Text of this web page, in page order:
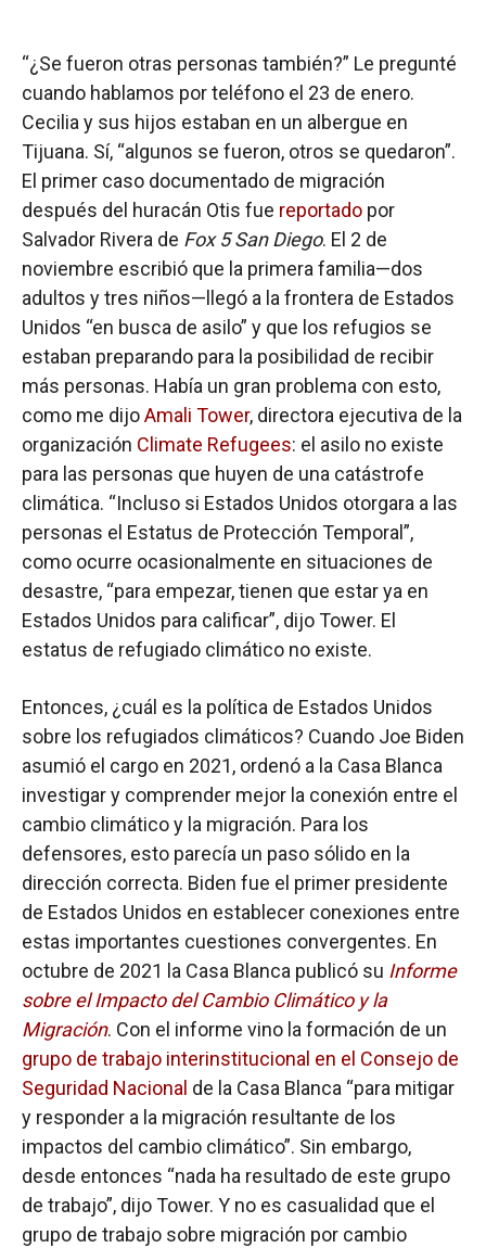
“¿Se fueron otras personas también?” Le pregunté
cuando hablamos por teléfono el 23 de enero.
Cecilia y sus hijos estaban en un albergue en
Tijuana. Sí, “algunos se fueron, otros se quedaron”.
El primer caso documentado de migración
después del huracán Otis fue reportado por
Salvador Rivera de Fox 5 San Diego. El 2 de
noviembre escribió que la primera familia—dos
adultos y tres niños—llegó a la frontera de Estados
Unidos “en busca de asilo” y que los refugios se
estaban preparando para la posibilidad de recibir
más personas. Había un gran problema con esto,
como me dijoAmali Tower, directora ejecutiva de la
organización Climate Refugees: el asilo no existe
para las personas que huyen de una catástrofe
climática. “Incluso si Estados Unidos otorgara a las
personas el Estatus de Protección Temporal”,
como ocurre ocasionalmente en situaciones de
desastre, “para empezar, tienen que estar ya en
Estados Unidos para calificar”, dijo Tower. El
estatus de refugiado climático no existe.
Entonces, ¿cuál es la política de Estados Unidos
sobre los refugiados climáticos? Cuando Joe Biden
asumió el cargo en 2021, ordenó a la Casa Blanca
investigar y comprender mejor la conexión entre el
cambio climático y la migración. Para los
defensores, esto parecía un paso sólido en la
dirección correcta. Biden fue el primer presidente
de Estados Unidos en establecer conexiones entre
estas importantes cuestiones convergentes. En
octubre de 2021 la Casa Blanca publicó su Informe
sobre el Impacto del Cambio Climático y la
Migración. Con el informe vino la formación de un
grupo de trabajo interinstitucional en el Consejo de
Seguridad Nacional de la Casa Blanca “para mitigar
y responder a la migración resultante de los
impactos del cambio climático”. Sin embargo,
desde entonces “nada ha resultado de este grupo
de trabajo”, dijo Tower. Y no es casualidad que el
grupo de trabajo sobre migración por cambio